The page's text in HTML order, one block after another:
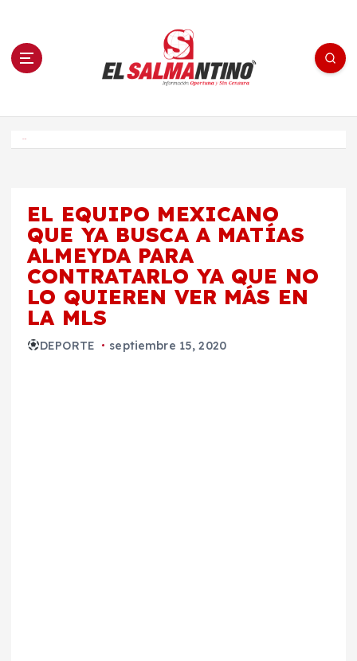
n El Salmantino - medios/noticias/editorial
EL EQUIPO MEXICANO
QUE YA BUSCA A MATÍAS
ALMEYDA PARA
CONTRATARLO YA QUE NO
LO QUIEREN VER MÁS EN
LA MLS
DEPORTE septiembre 15, 2020